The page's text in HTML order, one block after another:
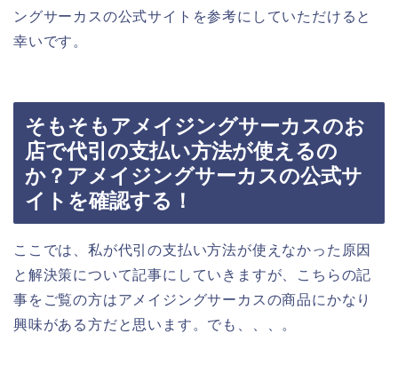
ングサーカスの公式サイトを参考にしていただけると
幸いです。
そもそもアメイジングサーカスのお
店で代引の支払い方法が使えるの
か？アメイジングサーカスの公式サ
イトを確認する！
ここでは、私が代引の支払い方法が使えなかった原因
と解決策について記事にしていきますが、こちらの記
事をご覧の方はアメイジングサーカスの商品にかなり
興味がある方だと思います。でも、、、。